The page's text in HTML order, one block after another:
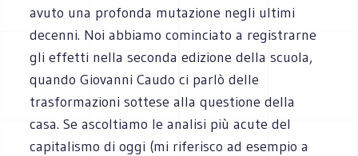
avuto una profonda mutazione negli ultimi
decenni. Noi abbiamo cominciato a registrarne
gli effetti nella seconda edizione della scuola,
quando Giovanni Caudo ci parlò delle
trasformazioni sottese alla questione della
casa. Se ascoltiamo le analisi più acute del
capitalismo di oggi (mi riferisco ad esempio a